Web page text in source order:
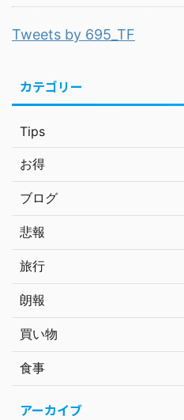
Tweets by 695_TF
カテゴリー
Tips
お得
ブログ
悲報
旅行
朗報
買い物
食事
アーカイブ